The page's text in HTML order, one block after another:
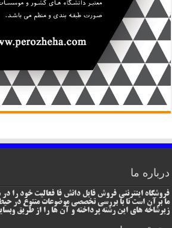
درباره ما
ما برآن است تا با بررسی تخصصی موضوعات متنوع در
زیرشاخه های این رشته پرداخته و آن ها را از طریق